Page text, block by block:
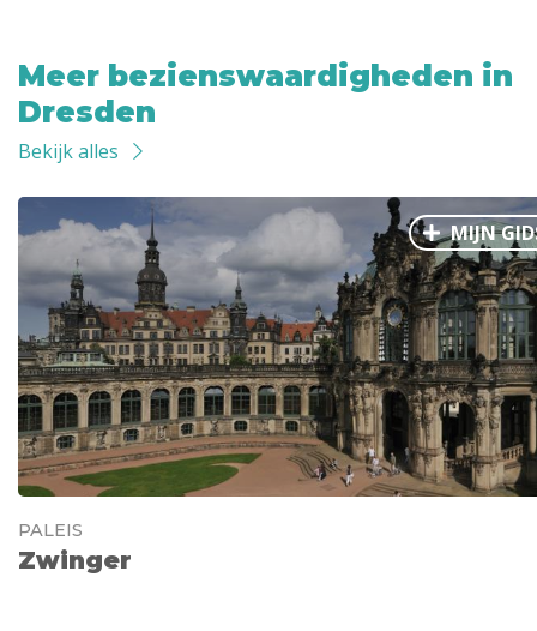
Meer bezienswaardigheden in
Dresden
Bekijk alles
MIJN
PALEIS
Zwinger